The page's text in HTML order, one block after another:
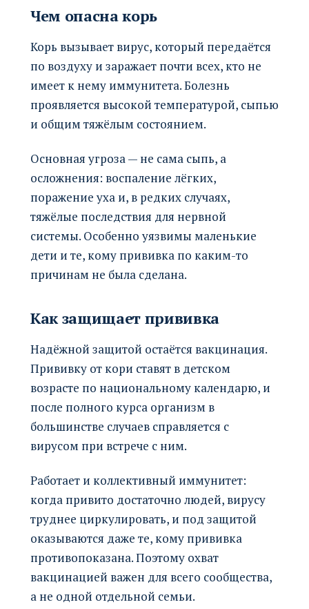
Чем опасна корь
Корь вызывает вирус, который передаётся
по воздуху и заражает почти всех, кто не
имеет к нему иммунитета. Болезнь
проявляется высокой температурой, сыпью
и общим тяжёлым состоянием.
Основная угроза — не сама сыпь, а
осложнения: воспаление лёгких,
поражение уха и, в редких случаях,
тяжёлые последствия для нервной
системы. Особенно уязвимы маленькие
дети и те, кому прививка по каким-то
причинам не была сделана.
Как защищает прививка
Надёжной защитой остаётся вакцинация.
Прививку от кори ставят в детском
возрасте по национальному календарю, и
после полного курса организм в
большинстве случаев справляется с
вирусом при встрече с ним.
Работает и коллективный иммунитет:
когда привито достаточно людей, вирусу
труднее циркулировать, и под защитой
оказываются даже те, кому прививка
противопоказана. Поэтому охват
вакцинацией важен для всего сообщества,
а не одной отдельной семьи.